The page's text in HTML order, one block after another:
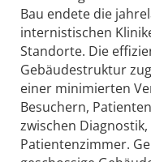
Bau endete die
internistischen
Standorte. Die
Gebäudestruktur
einer minimierten
Besuchern,
zwischen
Patientenzimmer.